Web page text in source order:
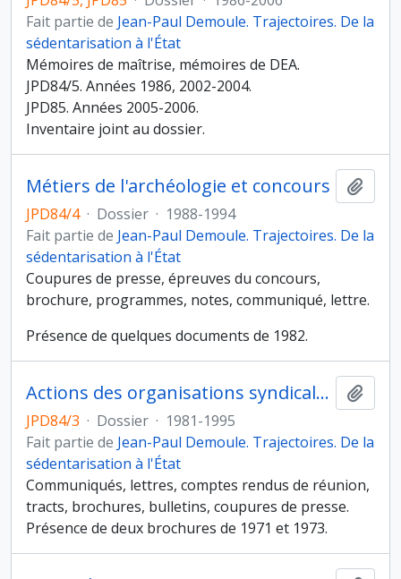
Fait partie de Jean-Paul Demoule. Trajectoires. De la
sédentarisation à l'État
Mémoires de maîtrise, mémoires de DEA.
JPD84/5. Années 1986, 2002-2004.
JPD85. Années 2005-2006.
Inventaire joint au dossier.
Métiers de l'archéologie et concours
JPD84/4 · Dossier · 1988-1994
Fait partie de Jean-Paul Demoule. Trajectoires. De la
sédentarisation à l'État
Coupures de presse, épreuves du concours,
brochure, programmes, notes, communiqué, lettre.
Présence de quelques documents de 1982.
Actions des organisations syndicales et professionnelles
JPD84/3 · Dossier · 1981-1995
Fait partie de Jean-Paul Demoule. Trajectoires. De la
sédentarisation à l'État
Communiqués, lettres, comptes rendus de réunion,
tracts, brochures, bulletins, coupures de presse.
Présence de deux brochures de 1971 et 1973.